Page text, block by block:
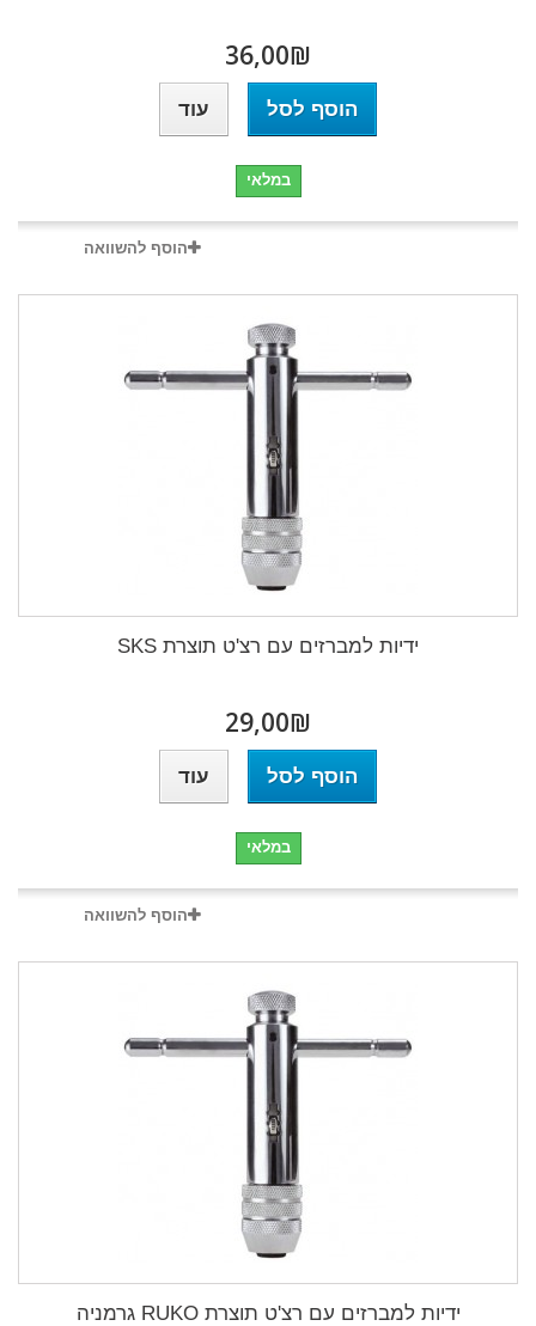
₪‎36,00
הוסף לסל עוד
במלאי
הוסף להשוואה
ידיות למברזים עם רצ'ט תוצרת SKS
₪‎29,00
הוסף לסל עוד
במלאי
הוסף להשוואה
ידיות למברזים עם רצ'ט תוצרת RUKO גרמניה